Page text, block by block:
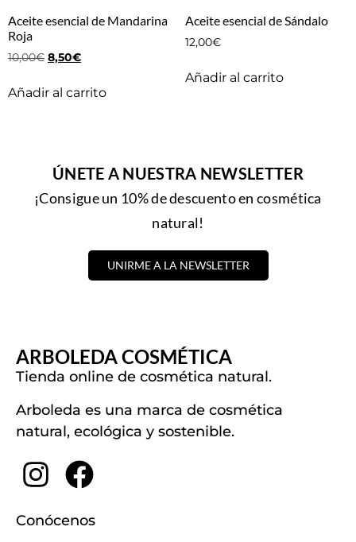
Aceite esencial de Mandarina
Roja
10,00€ 8,50€
Añadir al carrito
Aceite esencial de Sándalo
12,00€
Añadir al carrito
ÚNETE A NUESTRA NEWSLETTER
¡Consigue un 10% de descuento en cosmética
natural!
UNIRME A LA NEWSLETTER
ARBOLEDA COSMÉTICA
Tienda online de cosmética natural.
Arboleda es una marca de cosmética
natural, ecológica y sostenible.
Conócenos